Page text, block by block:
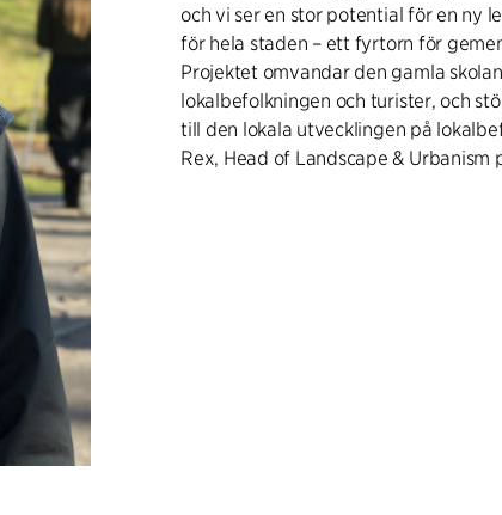
och vi ser en stor potential för en ny
för hela staden – ett fyrtorn för
Projektet omvandar den gamla
lokalbefolkningen och turister, och
till den lokala utvecklingen på
Rex, Head of Landscape & Urbanism